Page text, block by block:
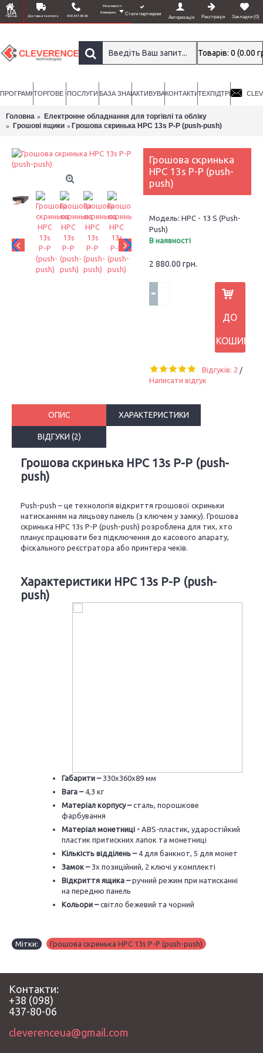
Про нас Доставка та оплата 098-437-80-06
Можливості
Клеверенс
UA Стати партнером
Авторизація Реєстрація Закладки (0)
Товарів: 0 (0.00
ПРОГРАМНЕ ЗАБЕЗПЕЧЕННЯ
ТОРГОВЕ ОБЛАДНАННЯ
ПОСЛУГИ БАЗА ЗНАНЬАКТИВУВАТИ ЛІЦЕНЗІЮ
КОНТАКТИТЕХПІДТРИМКА
Головна
Електронне обладнання для торгівлі та обліку
Грошові ящики
Грошова скринька HPC 13s P-P (push-push)
Грошова скринька
HPC 13s P-P (push-
push)
Модель: HPC - 13 S (Push-
Push)
В наявності
2 880.00 грн.
-
ДО
КОШИКА
Відгуків: 2 /
Написати відгук
ОПИС ХАРАКТЕРИСТИКИ
ВІДГУКИ (2)
Грошова скринька HPC 13s P-P (push-
push)
Push-push – це технологія відкриття грошової скриньки
натисканням на лицьову панель (з ключем у замку). Грошова
скринька HPC 13s P-P (push-push) розроблена для тих, хто
планує працювати без підключення до касового апарату,
фіскального реєстратора або принтера чеків.
Характеристики HPC 13s P-P (push-
push)
Габарити – 330х360х89 мм
Вага – 4,3 кг
Матеріал корпусу –сталь, порошкове
фарбування
Матеріал монетниці - ABS-пластик, ударостійкий
пластик притискних лапок та монетниці
Кількість відділень – 4 для банкнот, 5 для монет
Замок – 3х позиційний, 2 ключі у комплекті
Відкриття ящика –ручний режим при натисканні
на передню панель
Кольори –світло бежевий та чорний
Мітки: Грошова скринька HPC 13s P-P (push-push)
Контакти:
+38 (098)
437-80-06
cleverenceua@gmail.com